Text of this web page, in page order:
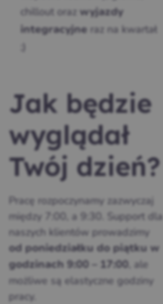
chillout oraz wyjazdy
integracyjne raz na kwartał
Jak będzie
wyglądał
Twój dzień?
Pracę rozpoczynamy zazwyczaj
między 7:00, a 9:30. Support dla
naszych klientów prowadzimy
od poniedziałku do piątku w
godzinach 9:00 – 17:00
, ale
możliwe są elastyczne godziny
pracy.